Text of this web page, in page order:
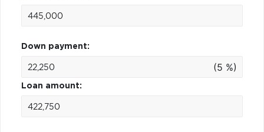
Down payment:
(5 %)
Loan amount: